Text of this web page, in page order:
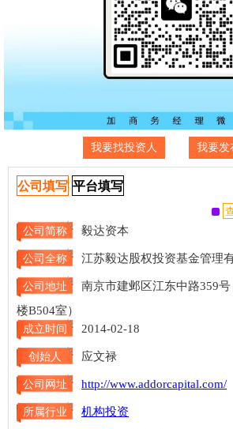
我要找投资人 我要发
公司填写 平台填写
公司简称 毅达资本
公司全称 江苏毅达股权投资基金管理
公司地址
南京市建邺区江东中路359
楼B504室）
成立时间 2014-02-18
创始人 应文禄
公司网址 http://www.addorcapital.com/
所属行业 机构投资